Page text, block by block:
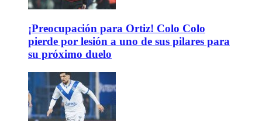
¡Preocupación para Ortiz! Colo Colo
pierde por lesión a uno de sus pilares para
su próximo duelo